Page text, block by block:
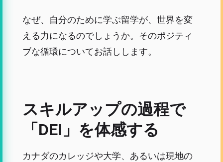
なぜ、自分のために学ぶ留学が、世界を変
える力になるのでしょうか。そのポジティ
ブな循環についてお話しします。
スキルアップの過程で
「DEI」を体感する
カナダのカレッジや大学、あるいは現地の